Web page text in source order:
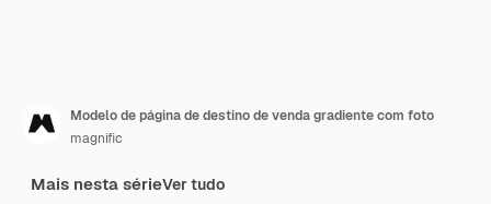
Modelo de página de destino de venda gradiente com foto
magnific
Mais nesta sérieVer tudo